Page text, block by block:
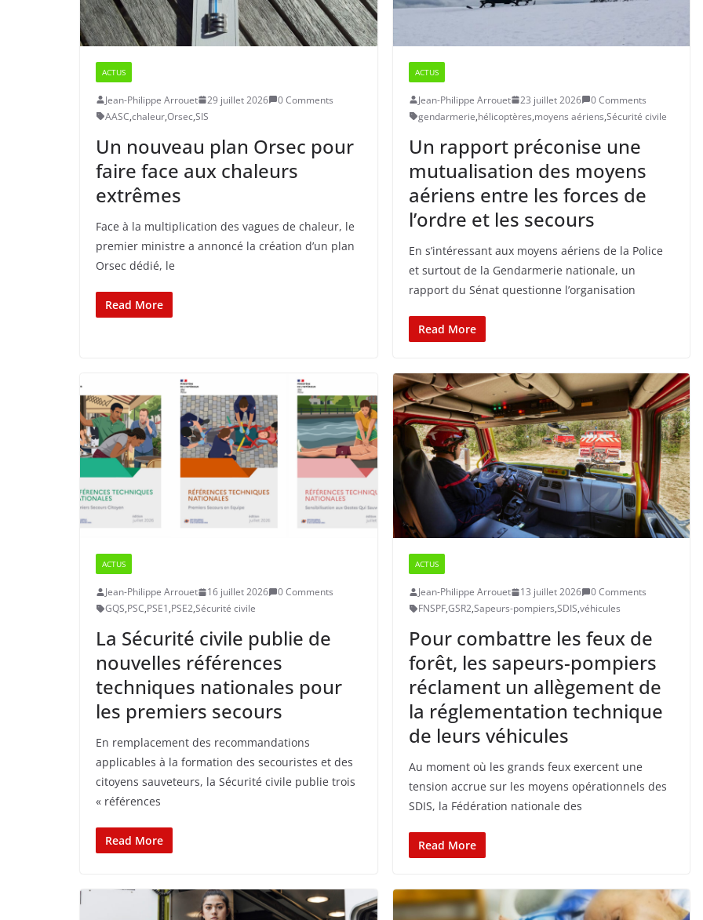
ACTUS
Jean-Philippe Arrouet 29 juillet 2026
0 Comments
AASC,chaleur,Orsec,SIS
Un nouveau plan Orsec pour
faire face aux chaleurs
extrêmes
Face à la multiplication des vagues de chaleur, le
premier ministre a annoncé la création d’un plan
Orsec dédié, le
Read More
ACTUS
Jean-Philippe Arrouet 23 juillet 2026
0 Comments
gendarmerie,hélicoptères,moyens aériens,Sécurité civile
Un rapport préconise une
mutualisation des moyens
aériens entre les forces de
l’ordre et les secours
En s’intéressant aux moyens aériens de la Police
et surtout de la Gendarmerie nationale, un
rapport du Sénat questionne l’organisation
Read More
ACTUS
Jean-Philippe Arrouet 16 juillet 2026
0 Comments
GQS,PSC,PSE1,PSE2,Sécurité civile
La Sécurité civile publie de
nouvelles références
techniques nationales pour
les premiers secours
En remplacement des recommandations
applicables à la formation des secouristes et des
citoyens sauveteurs, la Sécurité civile publie trois
« références
Read More
ACTUS
Jean-Philippe Arrouet 13 juillet 2026
0 Comments
FNSPF,GSR2,Sapeurs-pompiers,SDIS,véhicules
Pour combattre les feux de
forêt, les sapeurs-pompiers
réclament un allègement de
la réglementation technique
de leurs véhicules
Au moment où les grands feux exercent une
tension accrue sur les moyens opérationnels des
SDIS, la Fédération nationale des
Read More